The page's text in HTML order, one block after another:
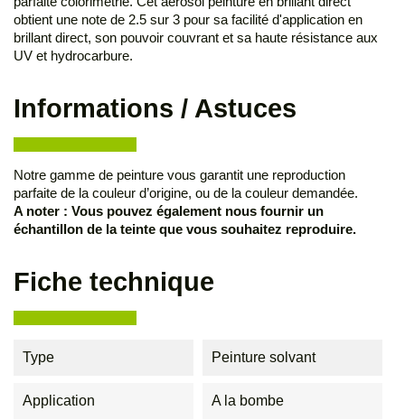
obtient une note de 2.5 sur 3 pour sa facilité d'application en
brillant direct, son pouvoir couvrant et sa haute résistance aux
UV et hydrocarbure.
Informations / Astuces
Notre gamme de peinture vous garantit une reproduction
parfaite de la couleur d’origine, ou de la couleur demandée.
A noter : Vous pouvez également nous fournir un
échantillon de la teinte que vous souhaitez reproduire.
Fiche technique
Type Peinture solvant
Application A la bombe